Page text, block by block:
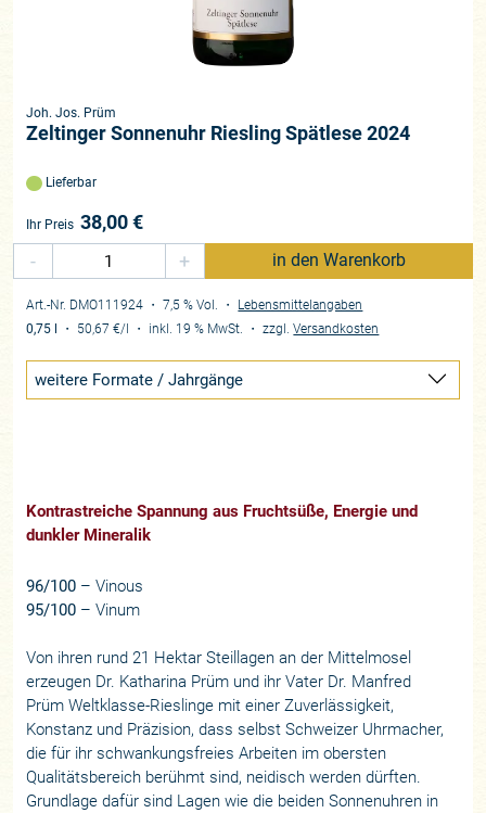
Joh. Jos. Prüm
Zeltinger Sonnenuhr Riesling Spätlese 2024
Lieferbar
Ihr Preis 38,00€
-
+ in den Warenkorb
Art.-Nr. DMO111924 ・ 7,5 % Vol. ・ Lebensmittelangaben
0,75 l
・ 50,67 €/l ・ inkl. 19 % MwSt. ・zzgl.Versandkosten
weitere Formate / Jahrgänge
Kontrastreiche Spannung aus Fruchtsüße, Energie und
dunkler Mineralik
96/100 – Vinous
95/100 – Vinum
Von ihren rund 21 Hektar Steillagen an der Mittelmosel
erzeugen Dr. Katharina Prüm und ihr Vater Dr. Manfred
Prüm Weltklasse-Rieslinge mit einer Zuverlässigkeit,
Konstanz und Präzision, dass selbst Schweizer Uhrmacher,
die für ihr schwankungsfreies Arbeiten im obersten
Qualitätsbereich berühmt sind, neidisch werden dürften.
Grundlage dafür sind Lagen wie die beiden Sonnenuhren in